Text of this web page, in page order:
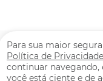
Para sua maior
Política de Privacidade
continuar navegando,
você está ciente e de
© Mpozenato Todos
total ou parcial.
prévio. M.
Fruxu-Serrano, 717 -